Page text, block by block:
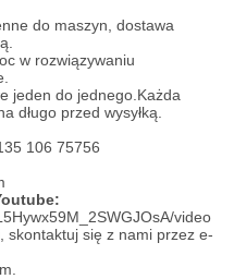
do maszyn, dostawa
w rozwiązywaniu
jeden do jednego.Każda
długo przed wysyłką.
106 75756
video
skontaktuj się z nami przez e-